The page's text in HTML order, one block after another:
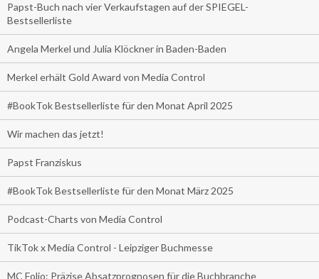
Papst-Buch nach vier Verkaufstagen auf der SPIEGEL-
Bestsellerliste
Angela Merkel und Julia Klöckner in Baden-Baden
Merkel erhält Gold Award von Media Control
#BookTok Bestsellerliste für den Monat April 2025
Wir machen das jetzt!
Papst Franziskus
#BookTok Bestsellerliste für den Monat März 2025
Podcast-Charts von Media Control
TikTok x Media Control - Leipziger Buchmesse
MC Folio: Präzise Absatzprognosen für die Buchbranche